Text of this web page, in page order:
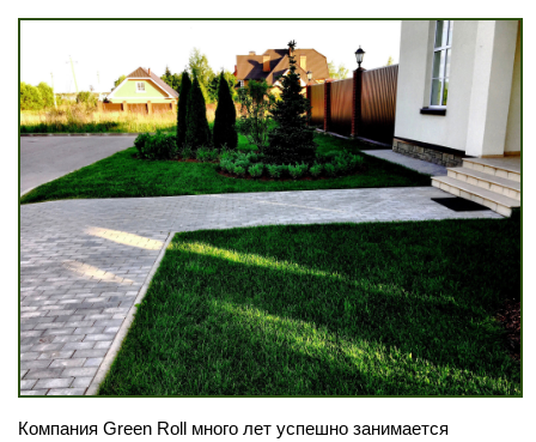
Компания Green Roll много лет успешно занимается